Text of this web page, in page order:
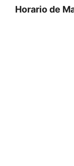
Horario de